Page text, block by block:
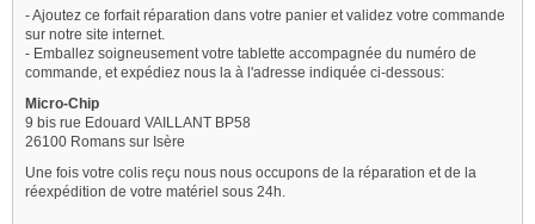
- Ajoutez ce forfait réparation dans votre panier et validez votre commande
sur notre site internet.
- Emballez soigneusement votre tablette accompagnée du numéro de
commande, et expédiez nous la à l'adresse indiquée ci-dessous:
Micro-Chip
9 bis rue Edouard VAILLANT BP58
26100 Romans sur Isère
Une fois votre colis reçu nous nous occupons de la réparation et de la
réexpédition de votre matériel sous 24h.